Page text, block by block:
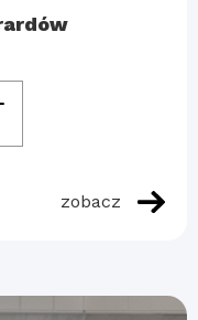
zobacz